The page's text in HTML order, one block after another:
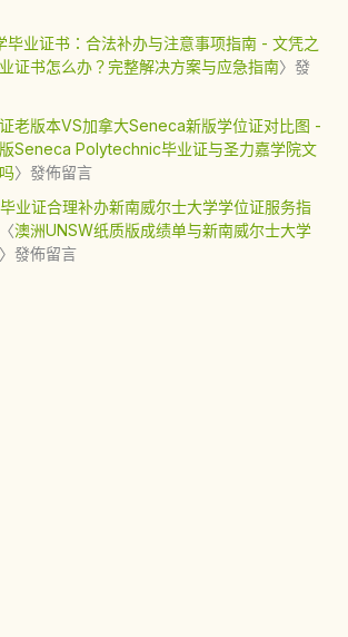
毕业证书：合法补办与注意事项指南 - 文凭之
证书怎么办？完整解决方案与应急指南〉發
老版本VS加拿大Seneca新版学位证对比图 -
Seneca Polytechnic毕业证与圣力嘉学院文
〉發佈留言
业证合理补办新南威尔士大学学位证服务指
澳洲UNSW纸质版成绩单与新南威尔士大学
發佈留言